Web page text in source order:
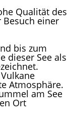
Qualität des
Besuch einer
bis zum
dieser See als
Atmosphäre.
am See
Ort